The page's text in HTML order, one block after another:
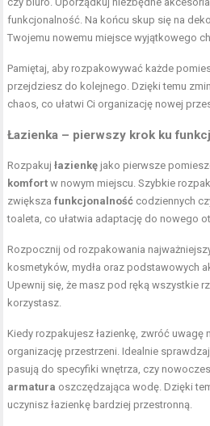
funkcjonalność. Na końcu skup się na
Twojemu nowemu miejsce wyjątkowego
Pamiętaj, aby rozpakowywać każde
przejdziesz do kolejnego. Dzięki temu
chaos, co ułatwi Ci organizację nowej
Łazienka – pierwszy krok ku
Rozpakujłazienkę jako pierwsze
komfort w nowym miejscu. Szybkie
zwiększafunkcjonalność codziennych
toaleta, co ułatwia adaptację do nowego
Rozpocznij od rozpakowania
kosmetyków, mydła oraz podstawowych
Upewnij się, że masz pod ręką wszystkie
korzystasz.
Kiedy rozpakujesz łazienkę, zwróć
organizację przestrzeni. Idealnie
pasują do specyfiki wnętrza, czy
armatura oszczędzająca wodę. Dzięki
uczynisz łazienkę bardziej przestronną.